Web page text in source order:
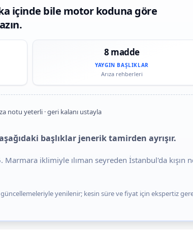
içinde bile motor koduna göre
8 madde
YAYGIN BAŞLIKLAR
Arıza rehberleri
notu yeterli · geri kalanı ustayla
başlıklar jenerik tamirden ayrışır.
iklimiyle ılıman seyreden İstanbul'da kışın
yenilenir; kesin süre ve fiyat için ekspertiz